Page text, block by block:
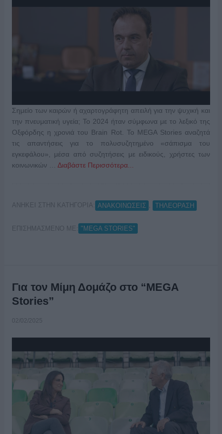
Σημείο των καιρών ή αχαρτογράφητη απειλή για την ψυχική και
την πνευματική υγεία; Το 2024 ήταν σύμφωνα με το λεξικό της
Οξφόρδης η χρονιά του Brain Rot. Το MEGA Stories αναζητά
τις απαντήσεις για το πολυσυζητημένο «σάπισμα του
εγκεφάλου», μέσα από συζητήσεις με ειδικούς, χρήστες των
κοινωνικών … Διαβάστε Περισσότερα...
ΑΝΗΚΕΙ ΣΤΗΝ ΚΑΤΗΓΟΡΙΑ: ΑΝΑΚΟΙΝΩΣΕΙΣ ΤΗΛΕΟΡΑΣΗ
ΕΠΙΣΗΜΑΣΜΕΝΟ ΜΕ: "MEGA STORIES"
Για τον Μίμη Δομάζο στο “MEGA
Stories”
02/02/2025